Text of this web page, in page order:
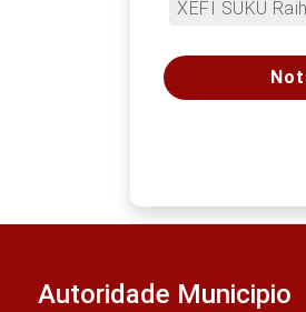
XEFI SUKU
Autoridade Municipio